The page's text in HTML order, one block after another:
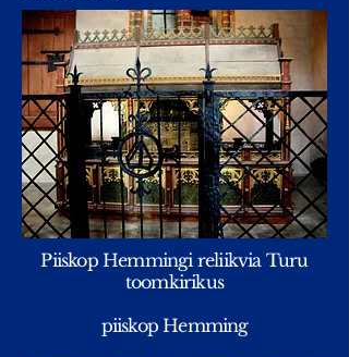
Piiskop Hemmingi reliikvia Turu
toomkirikus
piiskop Hemming